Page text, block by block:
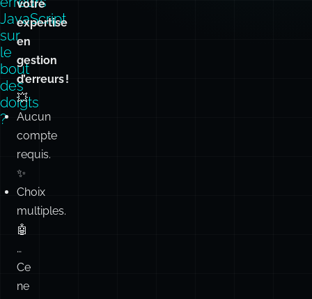
JavaScript
sur
le
bout
des
doigts
?
votre
expertise
en
gestion
d’erreurs !
💥
Aucun
compte
requis.
✨
Choix
multiples.
🤖
…
Ce
ne